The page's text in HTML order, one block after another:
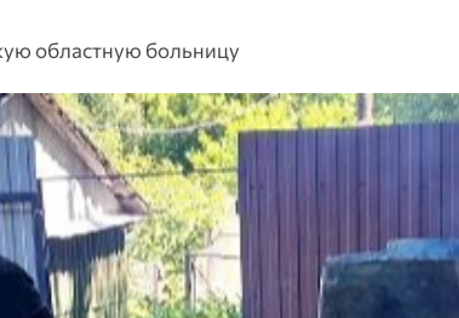
областную больницу